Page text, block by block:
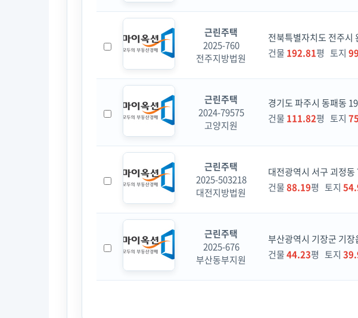
근린주택
2025-760
전주지방법원
전북특별자치도 전주시
건물 192.81평 토지
근린주택
2024-79575
고양지원
경기도 파주시 동패동
건물 111.82평 토지
근린주택
2025-503218
대전지방법원
대전광역시 서구 괴정
건물88.19평 토지
근린주택
2025-676
부산동부지원
부산광역시 기장군 기
건물44.23평 토지